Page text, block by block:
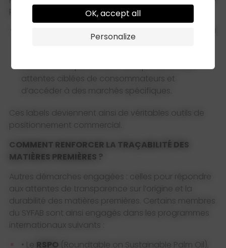
pénétrer le marché bio.
attestent la
conformité des produits aux prescriptions
certifications permettent de répondre à des
attentes ciblées de consommateurs et
d’accéder à des marchés spécifiques.
Ces labels deviennent ainsi de véritables outils de
positionnement commercial.
COMMENT RENFORCER LA TRAÇABILITÉ DES
MATIÈRES PREMIÈRES ?
Autres démarches engagées : celles pour répondre
aux attentes de transparence sur l’origine et la
durabilité des matières premières. Certains membres
du SYFAB sont ainsi engagés dans les programmes
internationaux suivants :
• Le RSPO (Roundtable on Sustainable Palm Oil),
OK, accept all
Personalize